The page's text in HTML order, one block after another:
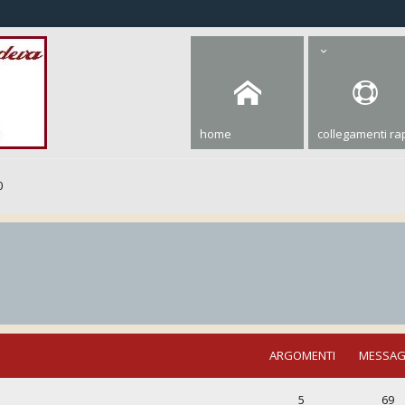
home collegamenti
ARGOMENTI
5 69